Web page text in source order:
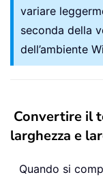
variare
seconda della
dell’ambiente
Convertire il
larghezza e
Quando si